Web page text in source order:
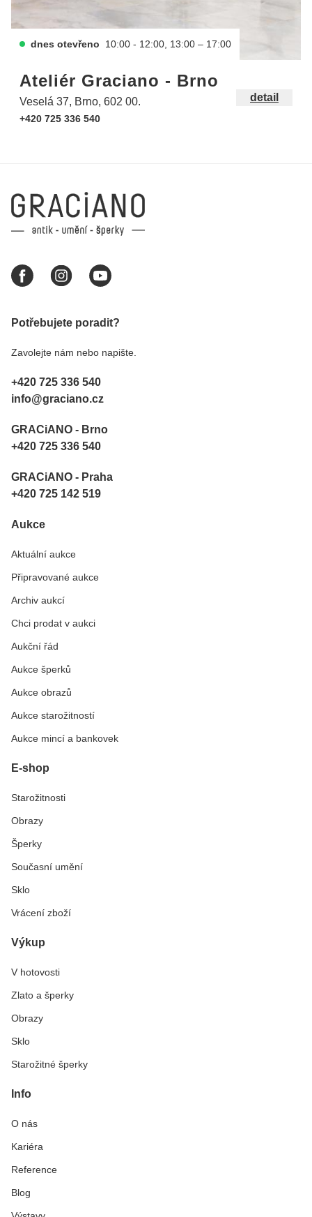
dnes otevřeno 10:00 - 12:00, 13:00 – 17:00
Ateliér Graciano - Brno
Veselá 37, Brno, 602 00.
+420 725 336 540
detail
Potřebujete poradit?
Zavolejte nám nebo napište.
+420 725 336 540
info@graciano.cz
GRACiANO - Brno
+420 725 336 540
GRACiANO - Praha
+420 725 142 519
Aukce
Aktuální aukce
Připravované aukce
Archiv aukcí
Chci prodat v aukci
Aukční řád
Aukce šperků
Aukce obrazů
Aukce starožitností
Aukce mincí a bankovek
E-shop
Starožitnosti
Obrazy
Šperky
Současní umění
Sklo
Vrácení zboží
Výkup
V hotovosti
Zlato a šperky
Obrazy
Sklo
Starožitné šperky
Info
O nás
Kariéra
Reference
Blog